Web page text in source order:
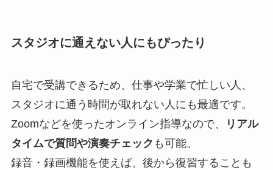
スタジオに通えない人にもぴったり
自宅で受講できるため、仕事や学業で忙しい人、
スタジオに通う時間が取れない人にも最適です。
Zoomなどを使ったオンライン指導なので、
リアル
タイムで質問や演奏チェック も可能。
録音・録画機能を使えば、後から復習することも